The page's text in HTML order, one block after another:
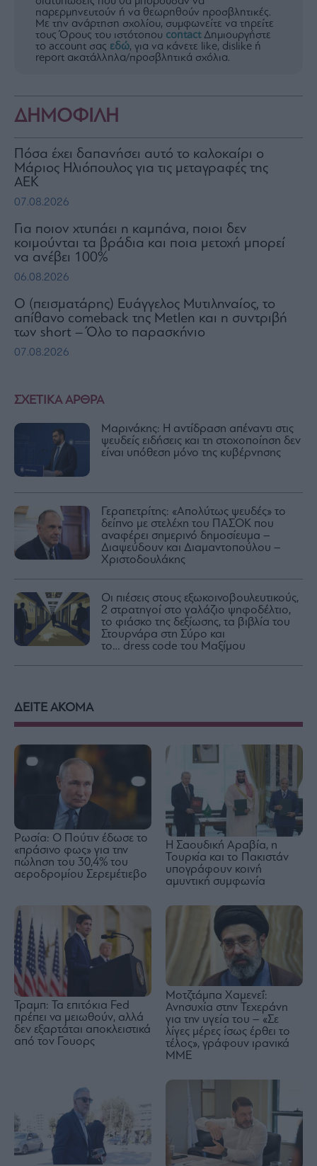
ΣΧΕΤΙΚΑ ΑΡΘΡΑ
Μαρινάκης: Η αντίδραση απέναντι στις
ψευδείς ειδήσεις και τη στοχοποίηση δεν
είναι υπόθεση μόνο της κυβέρνησης
Γεραπετρίτης: «Απολύτως ψευδές» το
δείπνο με στελέχη του ΠΑΣΟΚ που
αναφέρει σημερινό δημοσίευμα –
Διαψεύδουν και Διαμαντοπούλου –
Χριστοδουλάκης
Οι πιέσεις στους εξωκοινοβουλευτικούς,
2 στρατηγοί στο γαλάζιο ψηφοδέλτιο,
το φιάσκο της δεξίωσης, τα βιβλία του
Στουρνάρα στη Σύρο και
το… dress code του Μαξίμου
παρερμηνευτούν ή να θεωρηθούν προσβλητικές.
Με την ανάρτηση σχολίου, συμφωνείτε να τηρείτε
τους Όρους του ιστότοπου contactΔημιουργήστε
το account σας εδώ, για να κάνετε like, dislike ή
report ακατάλληλα/προσβλητικά σχόλια.
ΔΗΜΟΦΙΛΗ
Πόσα έχει δαπανήσει αυτό το καλοκαίρι ο
Μάριος Ηλιόπουλος για τις μεταγραφές της
ΑΕΚ
07.08.2026
Για ποιον χτυπάει η καμπάνα, ποιοι δεν
κοιμούνται τα βράδια και ποια μετοχή μπορεί
να ανέβει 100%
06.08.2026
Ο (πεισματάρης) Ευάγγελος Μυτιληναίος, το
απίθανο comeback της Μetlen και η συντριβή
των short – Όλο το παρασκήνιο
07.08.2026
ΔΕΙΤΕ ΑΚΟΜΑ
Ρωσία: Ο Πούτιν έδωσε το
«πράσινο φως» για την
πώληση του 30,4% του
αεροδρομίου Σερεμέτιεβο
Η Σαουδική Αραβία, η
Τουρκία και το Πακιστάν
υπογράφουν κοινή
αμυντική συμφωνία
Τραμπ: Τα επιτόκια Fed
πρέπει να μειωθούν, αλλά
δεν εξαρτάται αποκλειστικά
από τον Γουορς
Μοτζτάμπα Χαμενεΐ:
Ανησυχία στην Τεχεράνη
για την υγεία του – «Σε
λίγες μέρες ίσως έρθει το
τέλος», γράφουν ιρανικά
ΜΜΕ